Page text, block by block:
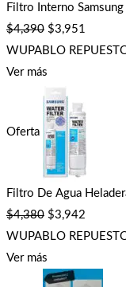
Filtro Interno
$4,390 $3,951
WUPABLO
Ver más
Oferta
Filtro De Agua
$4,380 $3,942
WUPABLO
Ver más